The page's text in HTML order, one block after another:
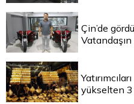
Çin’de
Vatandaşın
yükselten